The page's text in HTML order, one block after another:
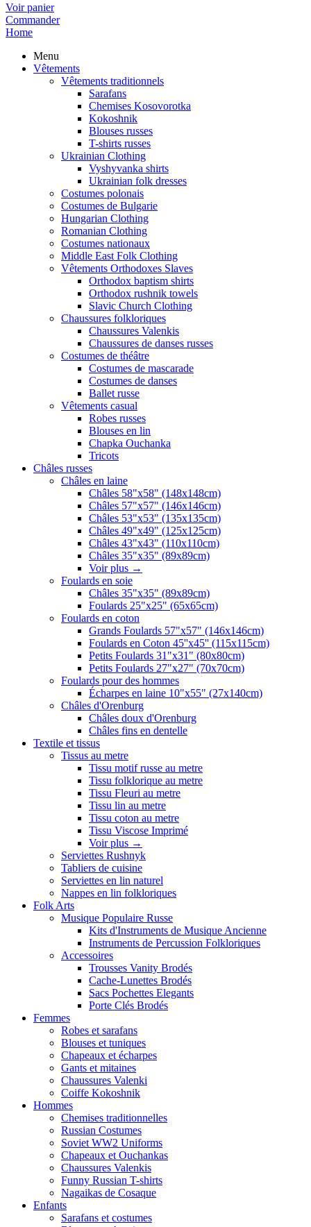
Voir panier
Commander
Home
Menu
Vêtements
Vêtements traditionnels
Sarafans
Chemises Kosovorotka
Kokoshnik
Blouses russes
T-shirts russes
Ukrainian Clothing
Vyshyvanka shirts
Ukrainian folk dresses
Costumes polonais
Costumes de Bulgarie
Hungarian Clothing
Romanian Clothing
Costumes nationaux
Middle East Folk Clothing
Vêtements Orthodoxes Slaves
Orthodox baptism shirts
Orthodox rushnik towels
Slavic Church Clothing
Chaussures folkloriques
Chaussures Valenkis
Chaussures de danses russes
Costumes de théâtre
Costumes de mascarade
Costumes de danses
Ballet russe
Vêtements casual
Robes russes
Blouses en lin
Chapka Ouchanka
Tricots
Châles russes
Châles en laine
Châles 58"x58" (148x148cm)
Châles 57"x57" (146x146cm)
Châles 53"x53" (135x135cm)
Châles 49"x49" (125x125cm)
Châles 43"x43" (110x110cm)
Châles 35"x35" (89x89cm)
Voir plus →
Foulards en soie
Châles 35"x35" (89x89cm)
Foulards 25"x25" (65x65cm)
Foulards en coton
Grands Foulards 57"x57" (146x146cm)
Foulards en Coton 45''x45'' (115x115cm)
Petits Foulards 31"x31" (80x80cm)
Petits Foulards 27"x27" (70x70cm)
Foulards pour des hommes
Écharpes en laine 10"x55" (27x140cm)
Châles d'Orenburg
Châles doux d'Orenburg
Châles fins en dentelle
Textile et tissus
Tissus au metre
Tissu motif russe au metre
Tissu folklorique au metre
Tissu Fleuri au metre
Tissu lin au metre
Tissu coton au metre
Tissu Viscose Imprimé
Voir plus →
Serviettes Rushnyk
Tabliers de cuisine
Serviettes en lin naturel
Nappes en lin folkloriques
Folk Arts
Musique Populaire Russe
Kits d'Instruments de Musique Ancienne
Instruments de Percussion Folkloriques
Accessoires
Trousses Vanity Brodés
Cache-Lunettes Brodés
Sacs Pochettes Elegants
Porte Clés Brodés
Femmes
Robes et sarafans
Blouses et tuniques
Chapeaux et écharpes
Gants et mitaines
Chaussures Valenki
Coiffe Kokoshnik
Hommes
Chemises traditionnelles
Russian Costumes
Soviet WW2 Uniforms
Chapeaux et Ouchankas
Chaussures Valenkis
Funny Russian T-shirts
Nagaikas de Cosaque
Enfants
Sarafans et costumes